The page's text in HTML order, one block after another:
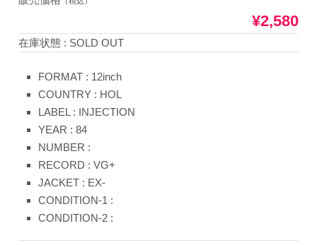
¥2,580
在庫状態 : SOLD OUT
FORMAT : 12inch
COUNTRY : HOL
LABEL : INJECTION
YEAR : 84
NUMBER :
RECORD : VG+
JACKET : EX-
CONDITION-1 :
CONDITION-2 :